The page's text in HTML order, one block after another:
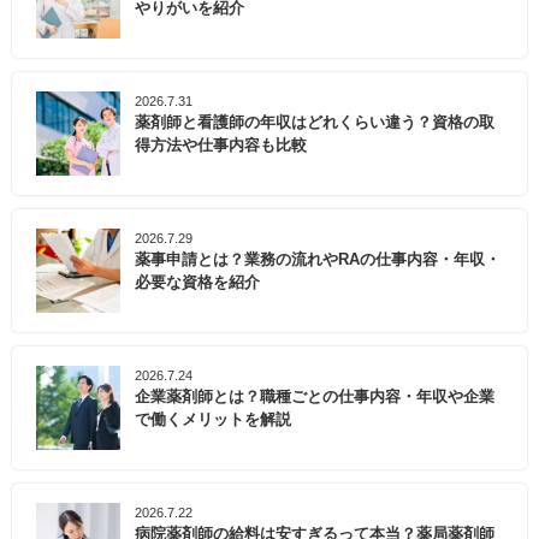
やりがいを紹介
2026.7.31
薬剤師と看護師の年収はどれくらい違う？資格の取
得方法や仕事内容も比較
2026.7.29
薬事申請とは？業務の流れやRAの仕事内容・年収・
必要な資格を紹介
2026.7.24
企業薬剤師とは？職種ごとの仕事内容・年収や企業
で働くメリットを解説
2026.7.22
病院薬剤師の給料は安すぎるって本当？薬局薬剤師